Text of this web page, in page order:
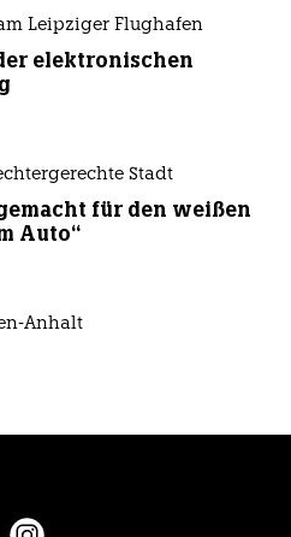
Leipziger Flughafen
elektronischen
Stadt
für den weißen
Auto“
Anhalt